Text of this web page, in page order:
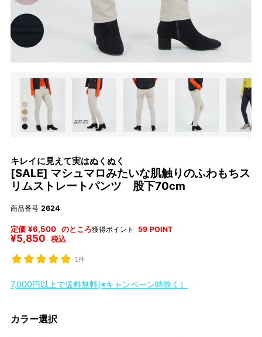
キレイに見えて実はぬくぬく
[SALE] マシュマロみたいな肌触りのふわもちス
リムストレートパンツ 股下70cm
商品番号 2624
定価 ¥6,500 のところ
¥5,850 税込
獲得ポイント 59 POINT
1件
7,000円以上で送料無料(※キャンペーン時除く）
カラー選択